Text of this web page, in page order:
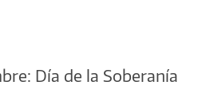
Día de la Soberanía